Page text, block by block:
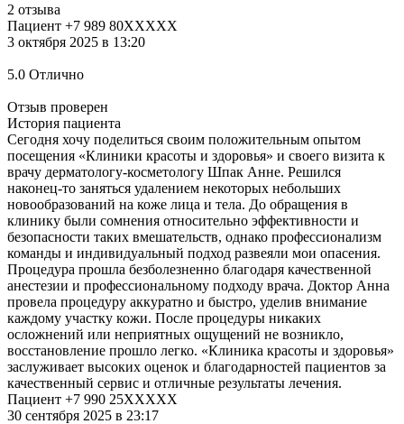
2 отзыва
Пациент +7 989 80XXXXX
3 октября 2025 в 13:20
5.0 Отлично
Отзыв проверен
История пациента
Сегодня хочу поделиться своим положительным опытом
посещения «Клиники красоты и здоровья» и своего визита к
врачу дерматологу-косметологу Шпак Анне. Решился
наконец-то заняться удалением некоторых небольших
новообразований на коже лица и тела. До обращения в
клинику были сомнения относительно эффективности и
безопасности таких вмешательств, однако профессионализм
команды и индивидуальный подход развеяли мои опасения.
Процедура прошла безболезненно благодаря качественной
анестезии​ и профессиональному подходу врача. Доктор Анна
провела процедуру аккуратно и быстро, уделив внимание
каждому участку кожи. После процедуры никаких
осложнений или неприятных ощущений не возникло,
восстановление прошло легко. «Клиника красоты и здоровья»
заслуживает высоких оценок и благодарностей пациентов за
качественный сервис и отличные результаты лечения.
Пациент +7 990 25XXXXX
30 сентября 2025 в 23:17